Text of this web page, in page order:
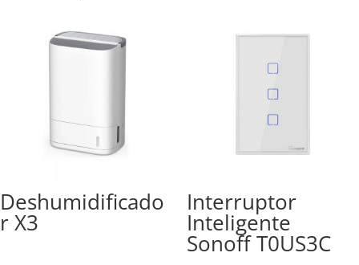
Deshumidificado
r X3
Interruptor
Inteligente
Sonoff T0US3C